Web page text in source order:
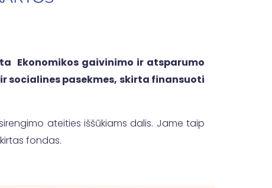
Ekonomikos gaivinimo ir atsparumo
ir socialines pasekmes, skirta finansuoti
ateities iššūkiams dalis. Jame taip
fondas.